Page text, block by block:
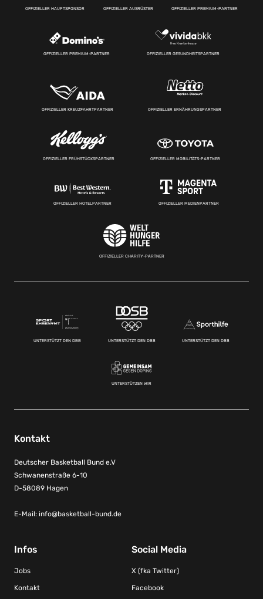
OFFIZIELLER HAUPTSPONSOR OFFIZIELLER AUSRÜSTER OFFIZIELLER PREMIUM-PARTNER
OFFIZIELLER PREMIUM-PARTNER OFFIZIELLER GESUNDHEITSPARTNER
OFFIZIELLER KREUZFAHRTPARTNER OFFIZIELLER ERNÄHRUNGSPARTNER
OFFIZIELLER FRÜHSTÜCKSPARTNER OFFIZIELLER MOBILITÄTS-PARTNER
OFFIZIELLER HOTELPARTNER OFFIZIELLER MEDIENPARTNER
OFFIZIELLER CHARITY-PARTNER
UNTERSTÜTZT DEN DBB UNTERSTÜTZT DEN DBB UNTERSTÜTZT DEN DBB
UNTERSTÜTZEN WIR
Kontakt
Deutscher Basketball Bund e.V
Schwanenstraße 6-10
D-58089 Hagen
E-Mail: info@basketball-bund.de
Infos
Jobs
Kontakt
Social Media
X (fka Twitter)
Facebook